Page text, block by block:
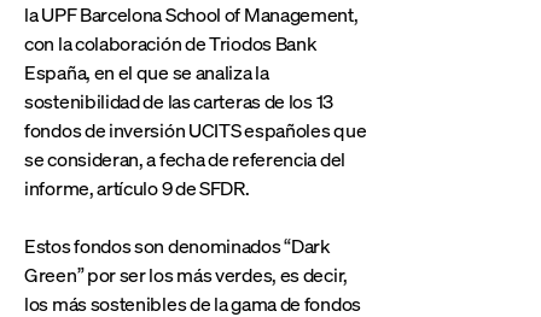
la UPF Barcelona School of Management,
con la colaboración de Triodos Bank
España, en el que se analiza la
sostenibilidad de las carteras de los 13
fondos de inversión UCITS españoles que
se consideran, a fecha de referencia del
informe, artículo 9 de SFDR.
Estos fondos son denominados “Dark
Green” por ser los más verdes, es decir,
los más sostenibles de la gama de fondos